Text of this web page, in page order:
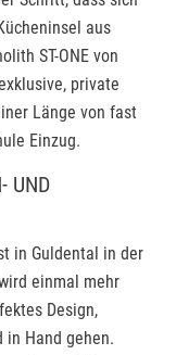
aus
ST-ONE von
private
Länge von fast
Einzug.
UND
in Guldental in der
einmal mehr
Design,
Hand gehen.